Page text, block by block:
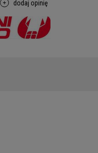
dodaj opinię